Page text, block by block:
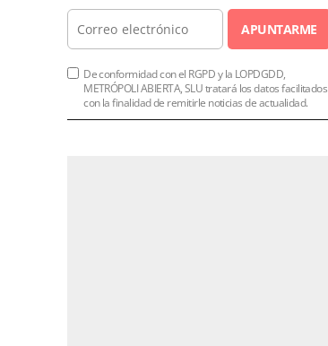
APUNTARME
De conformidad con el RGPD y la LOPDGDD,
METRÓPOLI ABIERTA, SLU tratará los datos facilitados
con la finalidad de remitirle noticias de actualidad.